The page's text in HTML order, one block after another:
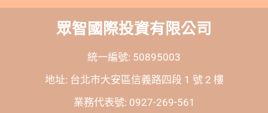
眾智國際投資有限公司
統一編號: 50895003
地址: 台北市大安區信義路四段 1 號 2 樓
業務代表號: 0927-269-561